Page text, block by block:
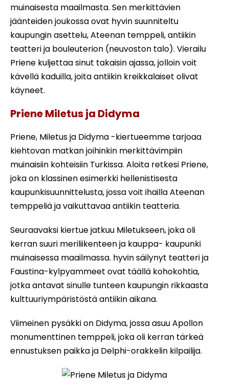
muinaisesta maailmasta. Sen merkittävien
jäänteiden joukossa ovat hyvin suunniteltu
kaupungin asettelu, Ateenan temppeli, antiikin
teatteri ja bouleuterion (neuvoston talo). Vierailu
Priene kuljettaa sinut takaisin ajassa, jolloin voit
kävellä kaduilla, joita antiikin kreikkalaiset olivat
käyneet.
Priene Miletus ja Didyma
Priene, Miletus ja Didyma -kiertueemme tarjoaa
kiehtovan matkan joihinkin merkittävimpiin
muinaisiin kohteisiin Turkissa. Aloita retkesi Priene,
joka on klassinen esimerkki hellenistisesta
kaupunkisuunnittelusta, jossa voit ihailla Ateenan
temppeliä ja vaikuttavaa antiikin teatteria.
Seuraavaksi kiertue jatkuu Miletukseen, joka oli
kerran suuri meriliikenteen ja kauppa- kaupunki
muinaisessa maailmassa. hyvin säilynyt teatteri ja
Faustina-kylpyammeet ovat täällä kohokohtia,
jotka antavat sinulle tunteen kaupungin rikkaasta
kulttuuriympäristöstä antiikin aikana.
Viimeinen pysäkki on Didyma, jossa asuu Apollon
monumenttinen temppeli, joka oli kerran tärkeä
ennustuksen paikka ja Delphi-orakkelin kilpailija.